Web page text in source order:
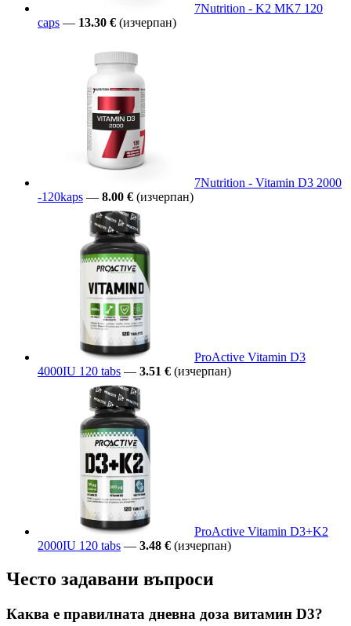
7Nutrition - K2 MK7 120
caps — 13.30 € (изчерпан)
7Nutrition - Vitamin D3 2000
-120kaps — 8.00 € (изчерпан)
ProActive Vitamin D3
4000IU 120 tabs — 3.51 € (изчерпан)
ProActive Vitamin D3+K2
2000IU 120 tabs — 3.48 € (изчерпан)
Често задавани въпроси
Каква е правилната дневна доза витамин D3?